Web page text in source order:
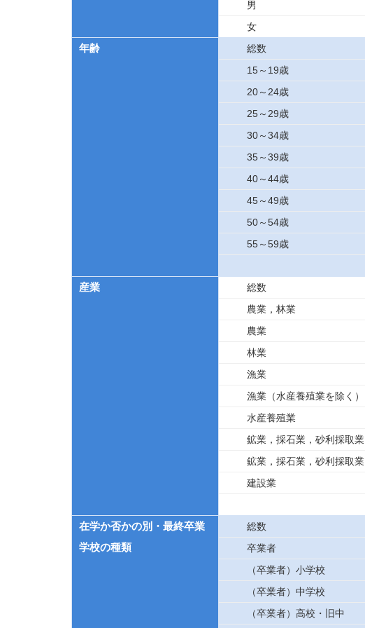
男
女
年齢
総数
15～19歳
20～24歳
25～29歳
30～34歳
35～39歳
40～44歳
45～49歳
50～54歳
55～59歳
産業
総数
農業，林業
農業
林業
漁業
漁業（水産養殖業を除く）
水産養殖業
鉱業，採石業，砂利採取業
鉱業，採石業，砂利採取業
建設業
在学か否かの別・最終卒業
学校の種類
総数
卒業者
（卒業者）小学校
（卒業者）中学校
（卒業者）高校・旧中